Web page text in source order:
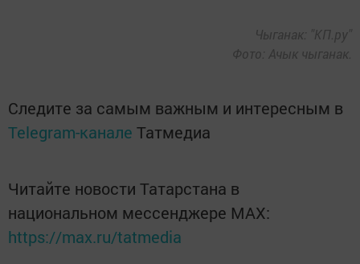
Чыганак: "КП.ру"
Фото: Ачык чыганак.
Следите за самым важным и интересным в
Telegram-канале Татмедиа
Читайте новости Татарстана в
национальном мессенджере MАХ:
https://max.ru/tatmedia